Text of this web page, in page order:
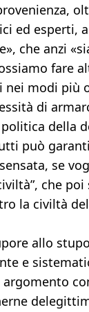
ed esperti,
che anzi
fare
nei modi più
di
della
può
se
che poi
la civiltà
allo
e